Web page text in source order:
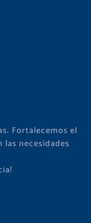
Fortalecemos el
necesidades